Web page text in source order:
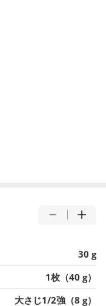
30 g
1枚（40 g）
大さじ1/2強（8 g）